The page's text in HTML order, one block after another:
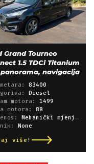
Grand Tourneo
1.5 TDCi Titanium
panorama, navigacija
83400
Diesel
motora: 1499
motora: 88
Mehanički mjenjač
None
više!